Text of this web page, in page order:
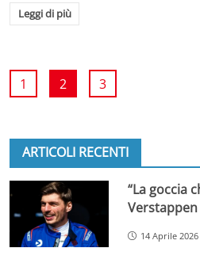
Leggi di più
1 2 3
ARTICOLI RECENTI
“La goccia
14 Aprile 2026